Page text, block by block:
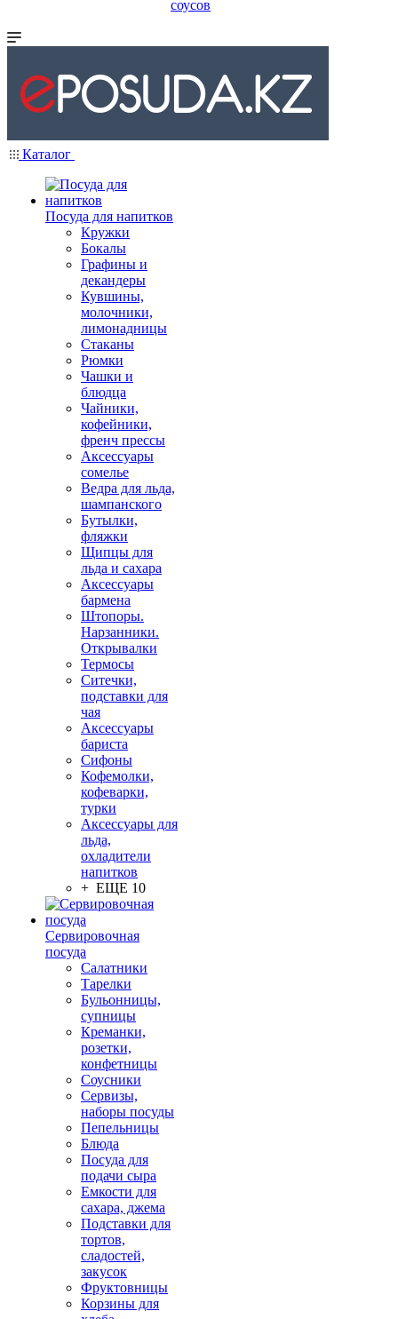
соусов
Каталог
Посуда для напитков
Кружки
Бокалы
Графины и
декандеры
Кувшины,
молочники,
лимонадницы
Стаканы
Рюмки
Чашки и
блюдца
Чайники,
кофейники,
френч прессы
Аксессуары
сомелье
Ведра для льда,
шампанского
Бутылки,
фляжки
Щипцы для
льда и сахара
Аксессуары
бармена
Штопоры.
Нарзанники.
Открывалки
Термосы
Ситечки,
подставки для
чая
Аксессуары
бариста
Сифоны
Кофемолки,
кофеварки,
турки
Аксессуары для
льда,
охладители
напитков
+ ЕЩЕ 10
Сервировочная
посуда
Салатники
Тарелки
Бульонницы,
супницы
Креманки,
розетки,
конфетницы
Соусники
Сервизы,
наборы посуды
Пепельницы
Блюда
Посуда для
подачи сыра
Емкости для
сахара, джема
Подставки для
тортов,
сладостей,
закусок
Фруктовницы
Корзины для